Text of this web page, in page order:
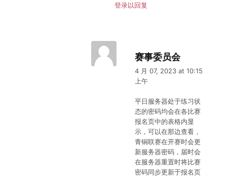
登录以回复
赛事委员会
4 月 07, 2023 at 10:15
上午
平日服务器处于练习状
态的密码均会在各比赛
报名页中的表格内显
示，可以在那边查看，
青铜联赛在开赛时会更
新服务器密码，届时会
在服务器重置时将比赛
密码同步更新于报名页